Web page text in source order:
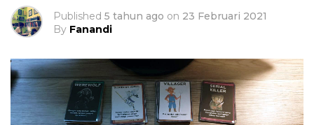
Published 5 tahun ago on 23 Februari 2021
By Fanandi